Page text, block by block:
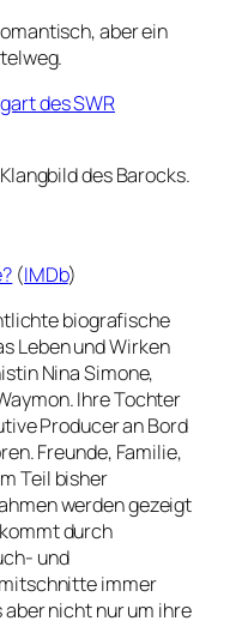
aber ein
des SWR
des Barocks.
(IMDb)
biografische
Leben und Wirken
Nina Simone,
Ihre Tochter
Producer an Bord
Freunde, Familie,
Teil bisher
werden gezeigt
durch
und
immer
nicht nur um ihre